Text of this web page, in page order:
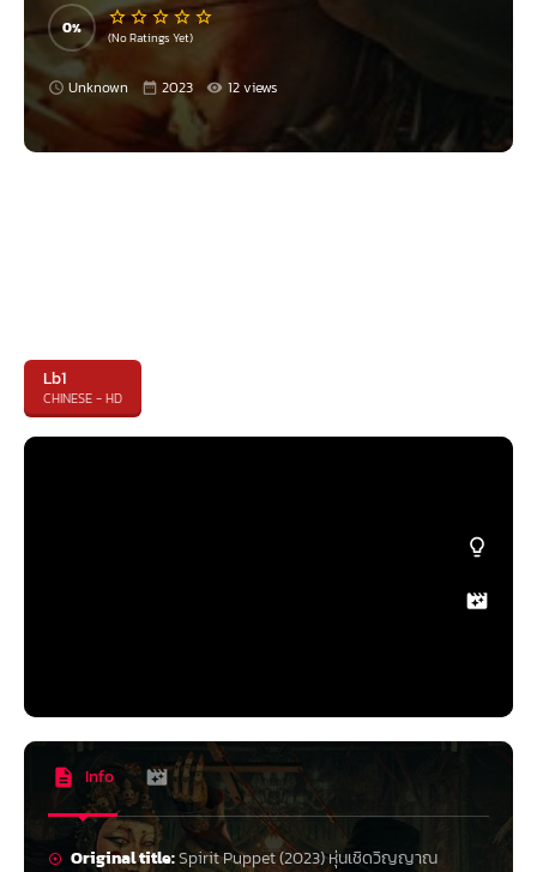
0
(No Ratings Yet)
Unknown 2023 12 views
Lb1
CHINESE - HD
Info
Original title:Spirit Puppet (2023) หุ่นเชิดวิญญาณ